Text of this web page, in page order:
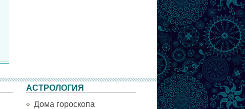
АСТРОЛОГИЯ
Дома гороскопа